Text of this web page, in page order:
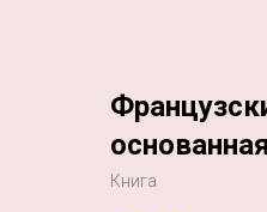
Книга